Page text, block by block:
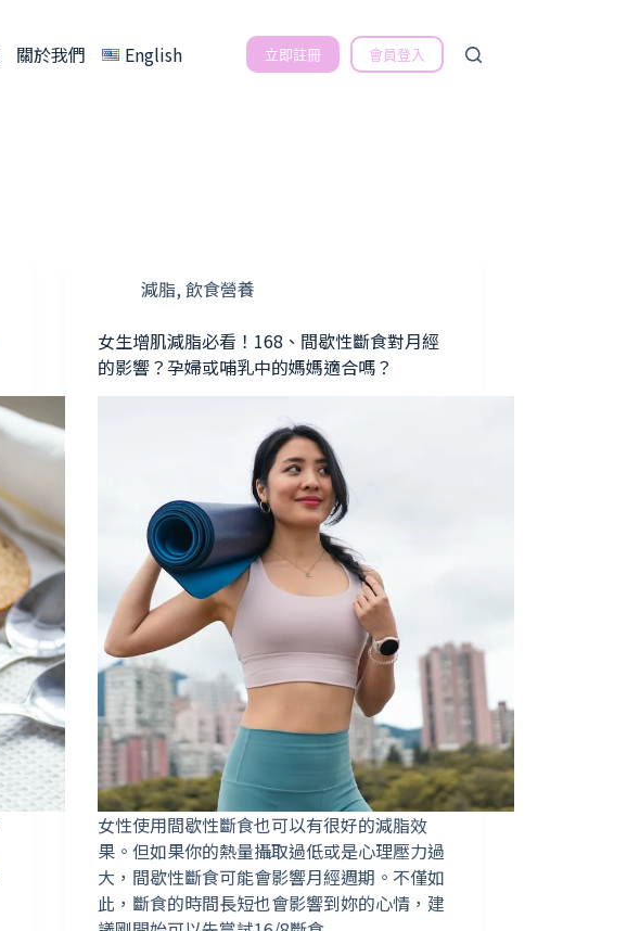
關於我們 English 立即註冊 會員登入
減脂,飲食營養
女生增肌減脂必看！168、間歇性斷食對月經
的影響？孕婦或哺乳中的媽媽適合嗎？
女性使用間歇性斷食也可以有很好的減脂效
果。但如果你的熱量攝取過低或是心理壓力過
大，間歇性斷食可能會影響月經週期。不僅如
此，斷食的時間長短也會影響到妳的心情，建